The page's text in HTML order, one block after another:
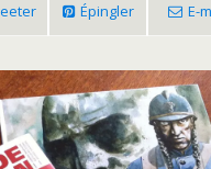
Épingler E-